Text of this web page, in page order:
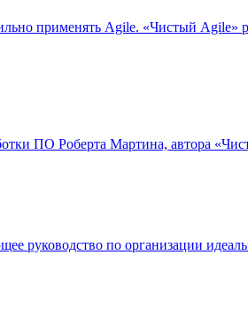
применять Agile. «Чистый Agile»
ПО Роберта Мартина, автора
руководство по организации